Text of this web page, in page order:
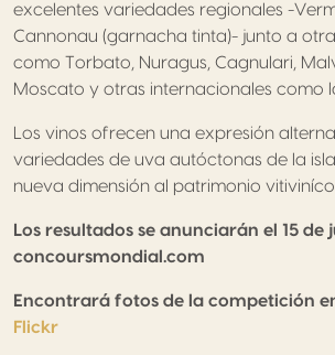
excelentes variedades regionales -
Cannonau (garnacha tinta)- junto a
como Torbato, Nuragus, Cagnulari,
Moscato y otras internacionales como
Los vinos ofrecen una expresión
variedades de uva autóctonas de la
nueva dimensión al patrimonio
Los resultados se anunciarán el 15 de
concoursmondial.com
Encontrará fotos de la competición
Flickr